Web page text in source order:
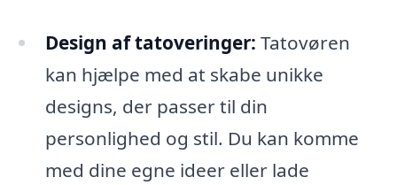
Design af tatoveringer: Tatovøren
kan hjælpe med at skabe unikke
designs, der passer til din
personlighed og stil. Du kan komme
med dine egne ideer eller lade